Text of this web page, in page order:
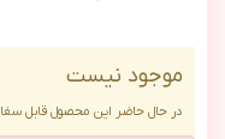
موجود نیست
در حال حاضر این محصول قابل